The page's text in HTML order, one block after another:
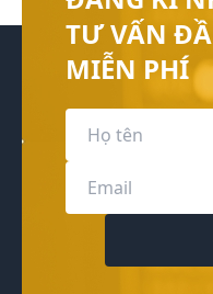
TƯ VẤN
MIỄN PHÍ